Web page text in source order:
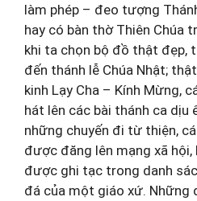
làm phép – đeo tượng
hay có bàn thờ Thiên Chúa
khi ta chọn bộ đồ thật đẹp,
đến thánh lễ Chúa Nhật;
kinh Lạy Cha – Kính Mừng,
hát lên các bài thánh ca dịu
những chuyến đi từ thiện,
được đăng lên mạng xã hội,
được ghi tạc trong danh
đá của một giáo xứ. Những